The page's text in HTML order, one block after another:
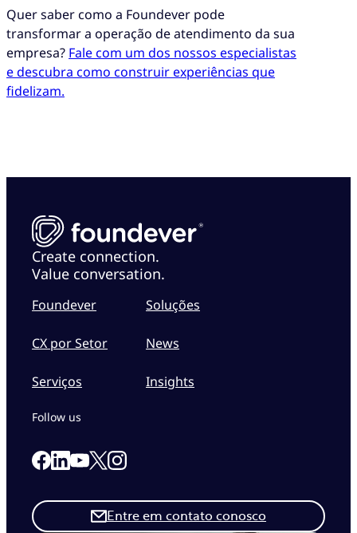
Quer saber como a Foundever pode
transformar a operação de atendimento da sua
empresa? Fale com um dos nossos especialistas
e descubra como construir experiências que
fidelizam.
Create connection.
Value conversation.
Foundever
CX por Setor
Serviços
Soluções
News
Insights
Entre em contato conosco
Follow us
Link to our Facebook page
Link to our Linkedin page
Link to our Youtube page
Link to our X page
Link to our Instagram page